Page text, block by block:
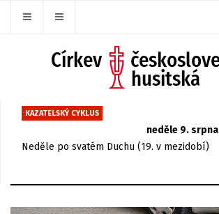
KAZATELSKÝ CYKLUS
neděle 9. srpna
Neděle po svatém Duchu (19. v mezidobí)